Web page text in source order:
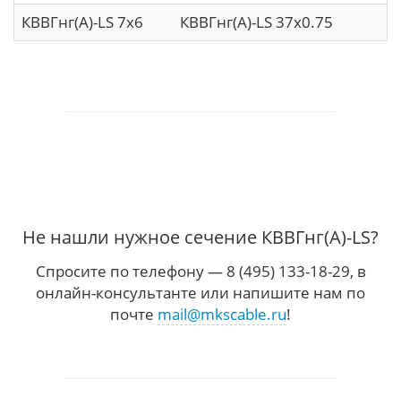
КВВГнг(А)-LS 7х6
КВВГнг(А)-LS 37х0.75
Не нашли нужное сечение КВВГнг(А)-LS?
Спросите по телефону — 8 (495) 133-18-29, в
онлайн-консультанте или напишите нам по
почте mail@mkscable.ru!